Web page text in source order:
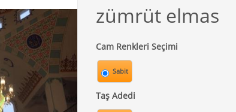
zümrüt elmas
Cam Renkleri Seçimi
Sabit
Taş Adedi